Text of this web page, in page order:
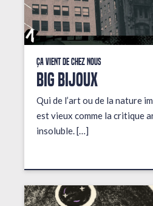
Ça vient de chez nous
BIG BIJOUX
Qui de l’art ou de la nature
est vieux comme la critique
insoluble. […]